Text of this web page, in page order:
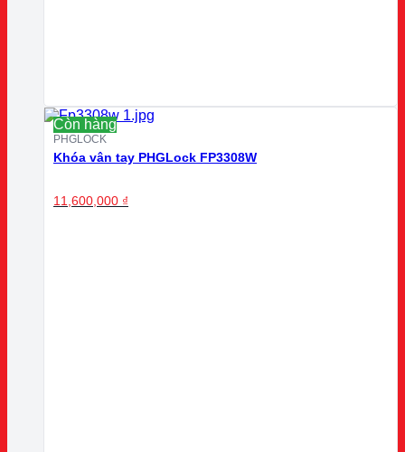
Còn hàng
PHGLOCK
Khóa vân tay PHGLock FP3308W
11,600,000 ₫